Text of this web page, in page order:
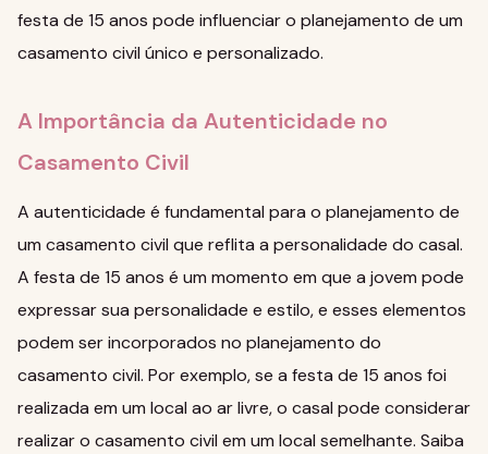
festa de 15 anos pode influenciar o planejamento de um
casamento civil único e personalizado.
A Importância da Autenticidade no
Casamento Civil
A autenticidade é fundamental para o planejamento de
um casamento civil que reflita a personalidade do casal.
A festa de 15 anos é um momento em que a jovem pode
expressar sua personalidade e estilo, e esses elementos
podem ser incorporados no planejamento do
casamento civil. Por exemplo, se a festa de 15 anos foi
realizada em um local ao ar livre, o casal pode considerar
realizar o casamento civil em um local semelhante. Saiba